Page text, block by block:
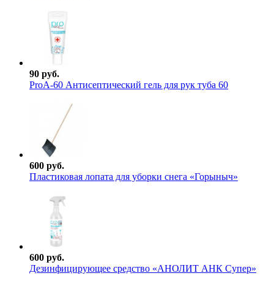
90 руб.
ProА-60 Антисептический гель для рук туба 60
600 руб.
Пластиковая лопата для уборки снега «Горыныч»
600 руб.
Дезинфицирующее средство «АНОЛИТ АНК Супер»